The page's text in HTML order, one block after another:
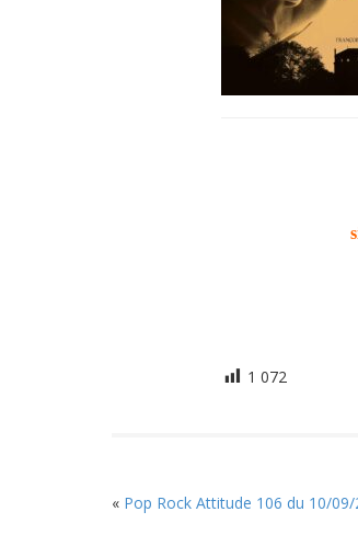
1 072
« Pop Rock Attitude 106 du 10/